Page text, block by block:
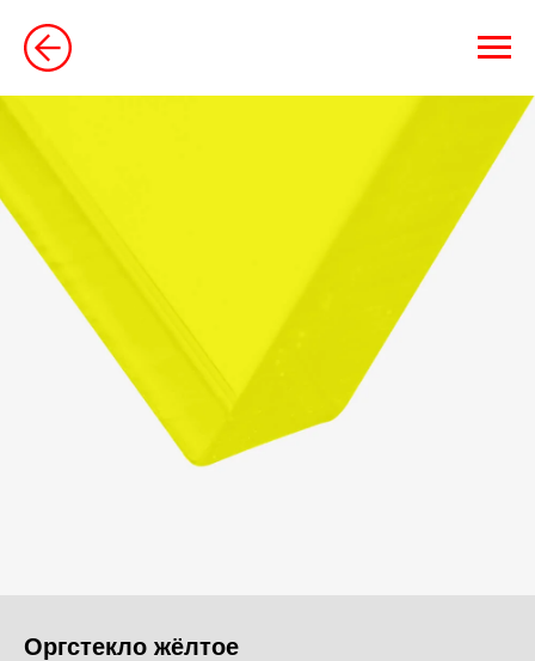
Оргстекло жёлтое